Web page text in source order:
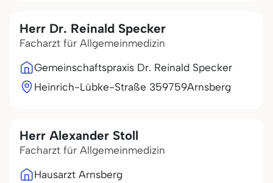
Herr Dr. Reinald Specker
Facharzt für Allgemeinmedizin
Gemeinschaftspraxis Dr. Reinald Specker
Heinrich-Lübke-Straße 359759Arnsberg
Herr Alexander Stoll
Facharzt für Allgemeinmedizin
Hausarzt Arnsberg